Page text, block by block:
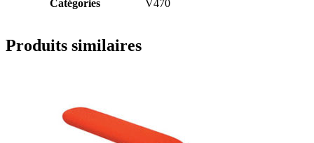
Catégories V470
Produits similaires